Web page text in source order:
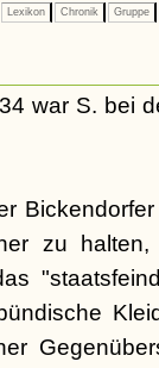
Lexikon Chronik Gruppe
war S. bei
zu